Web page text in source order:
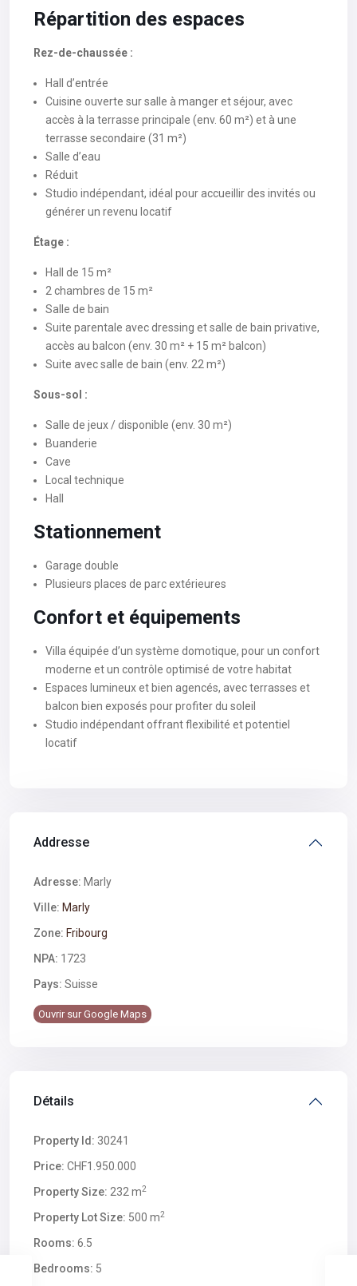
Répartition des espaces
Rez-de-chaussée :
Hall d’entrée
Cuisine ouverte sur salle à manger et séjour, avec
accès à la terrasse principale (env. 60 m²) et à une
terrasse secondaire (31 m²)
Salle d’eau
Réduit
Studio indépendant, idéal pour accueillir des invités ou
générer un revenu locatif
Étage :
Hall de 15 m²
2 chambres de 15 m²
Salle de bain
Suite parentale avec dressing et salle de bain privative,
accès au balcon (env. 30 m² + 15 m² balcon)
Suite avec salle de bain (env. 22 m²)
Sous-sol :
Salle de jeux / disponible (env. 30 m²)
Buanderie
Cave
Local technique
Hall
Stationnement
Garage double
Plusieurs places de parc extérieures
Confort et équipements
Villa équipée d’un système domotique, pour un confort
moderne et un contrôle optimisé de votre habitat
Espaces lumineux et bien agencés, avec terrasses et
balcon bien exposés pour profiter du soleil
Studio indépendant offrant flexibilité et potentiel
locatif
Addresse
Adresse: Marly
Ville: Marly
Zone: Fribourg
NPA: 1723
Pays: Suisse
Ouvrir sur Google Maps
Détails
Property Id: 30241
Price: CHF1.950.000
Property Size: 232 m2
Property Lot Size: 500 m2
Rooms: 6.5
Bedrooms: 5